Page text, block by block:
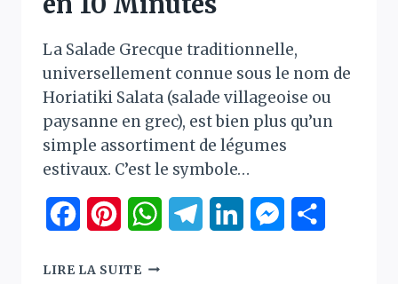
La Salade Grecque traditionnelle,
universellement connue sous le nom de
Horiatiki Salata (salade villageoise ou
paysanne en grec), est bien plus qu’un
simple assortiment de légumes
estivaux. C’est le symbole…
FacebookPinterestWhatsAppTelegramLinkedInMessenger
LIRE LA SUITESALADE